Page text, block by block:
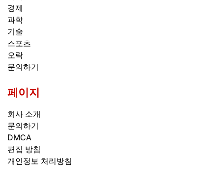
경제
과학
기술
스포츠
오락
문의하기
페이지
회사 소개
문의하기
DMCA
편집 방침
개인정보 처리방침